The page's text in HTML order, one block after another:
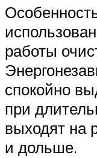
работы
спокойно
при
выходят на
и дольше.